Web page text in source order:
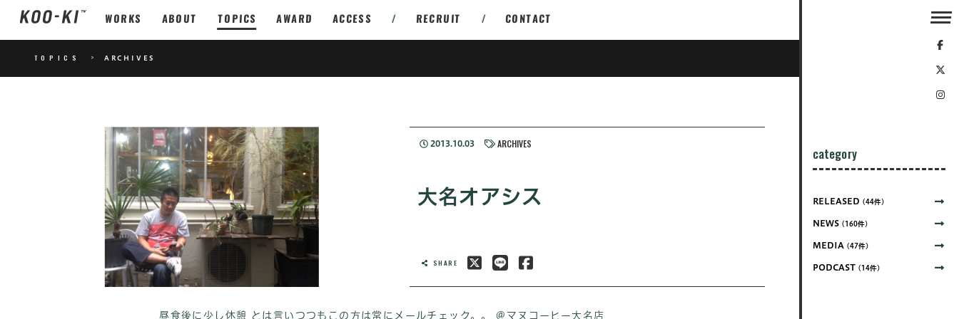
WORKS ABOUT TOPICS AWARD ACCESS / RECRUIT / CONTACT
TOPICS > ARCHIVES
2013.10.03 ARCHIVES
大名オアシス
SHARE
昼食後に少し休憩 とは言いつつもこの方は常にメールチェック。。 @マヌコーヒー大名店
category
RELEASED (44件)
NEWS (160件)
MEDIA (47件)
PODCAST (14件)